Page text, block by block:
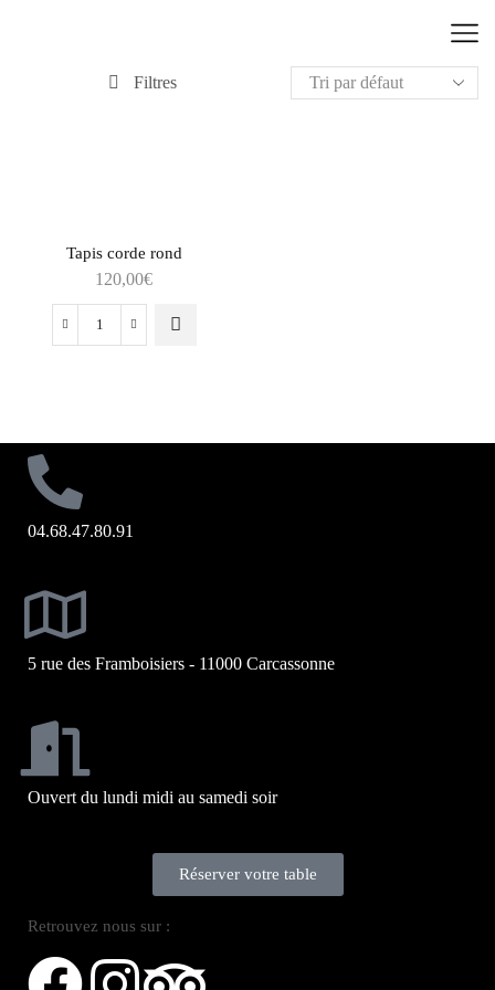
Filtres
Tapis corde rond
120,00€
04.68.47.80.91
5 rue des Framboisiers - 11000 Carcassonne
Ouvert du lundi midi au samedi soir
Réserver votre table
Retrouvez nous sur :